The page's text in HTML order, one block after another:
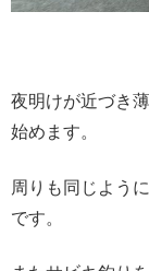
夜明けが近づき
始めます。
周りも同じよう
です。